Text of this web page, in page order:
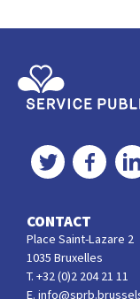
Twitter
CONTACT
Place Saint-Lazare 2
1035 Bruxelles
T. +32 (0)2 204 21 11
E.